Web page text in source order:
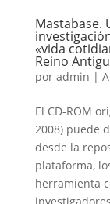
Mastabase.
«vida
Reino
por admin |
El CD-ROM
2008) puede
desde la
plataforma,
herramienta